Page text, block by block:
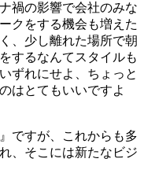
禍の影響で会社のみな
クをする機会も増えた
、少し離れた場所で朝
するなんてスタイルも
ずれにせよ、ちょっと
はとてもいいですよ
ですが、これからも多
、そこには新たなビジ